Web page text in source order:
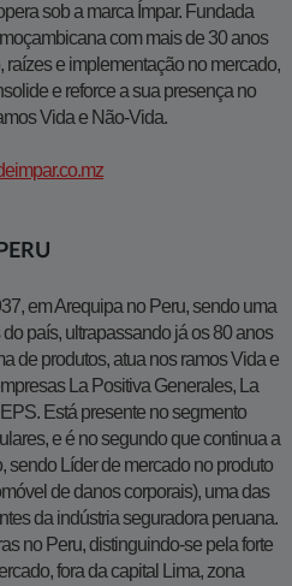
sob a marca Ímpar. Fundada
com mais de 30 anos
raízes e implementação no mercado,
e reforce a sua presença no
Vida e Não-Vida.
PERU
em Arequipa no Peru, sendo uma
país, ultrapassando já os 80 anos
de produtos, atua nos ramos Vida e
La Positiva Generales, La
Está presente no segmento
e é no segundo que continua a
sendo Líder de mercado no produto
de danos corporais), uma das
da indústria seguradora peruana.
no Peru, distinguindo-se pela forte
fora da capital Lima, zona